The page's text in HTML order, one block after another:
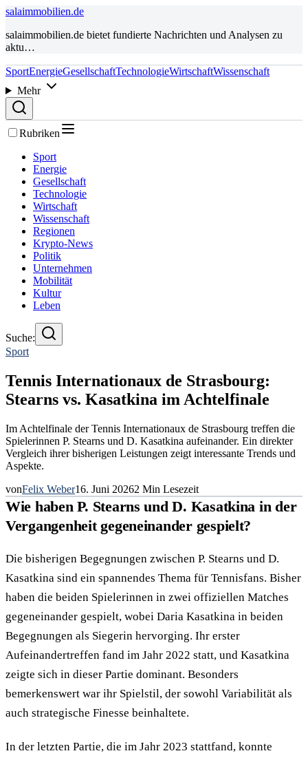
salaimmobilien.de
salaimmobilien.de bietet fundierte Nachrichten und Analysen zu
aktu…
SportEnergieGesellschaftTechnologieWirtschaftWissenschaft
Mehr
Rubriken
Sport
Energie
Gesellschaft
Technologie
Wirtschaft
Wissenschaft
Regionen
Krypto-News
Politik
Unternehmen
Mobilität
Kultur
Leben
Suche:
Sport
Tennis Internationaux de Strasbourg:
Stearns vs. Kasatkina im Achtelfinale
Im Achtelfinale der Tennis Internationaux de Strasbourg treffen die
Spielerinnen P. Stearns und D. Kasatkina aufeinander. Ein direkter
Vergleich ihrer bisherigen Leistungen zeigt interessante Trends und
Aspekte.
vonFelix Weber16. Juni 20262 Min Lesezeit
Wie haben P. Stearns und D. Kasatkina in der
Vergangenheit gegeneinander gespielt?
Die bisherigen Begegnungen zwischen P. Stearns und D.
Kasatkina sind ein spannendes Thema für Tennisfans. Bisher
haben die beiden Spielerinnen in zwei offiziellen Matches
gegeneinander gespielt, wobei Daria Kasatkina in beiden
Begegnungen als Siegerin hervorging. Ihr erster
Aufeinandertreffen fand im Jahr 2022 statt, und Kasatkina
zeigte sich in dieser Partie dominant. Besonders
bemerkenswert war ihr Spielstil, der sowohl Variabilität als
auch strategische Finesse beinhaltete.
In der letzten Partie, die im Jahr 2023 stattfand, konnte